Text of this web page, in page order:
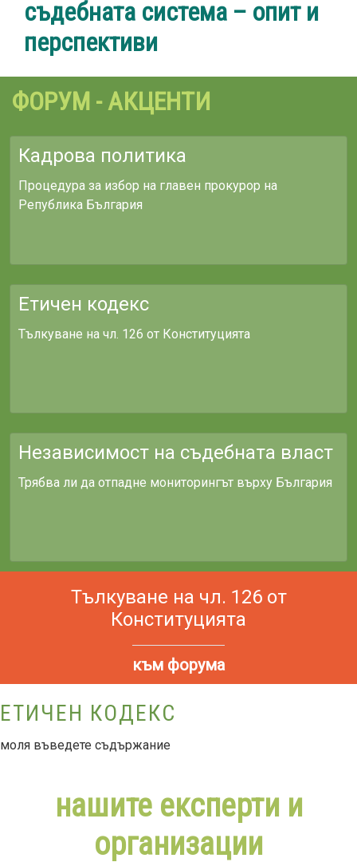
съдебната система – опит и
перспективи
ФОРУМ - АКЦЕНТИ
Кадрова политика
Процедура за избор на главен прокурор на
Република България
Етичен кодекс
Тълкуване на чл. 126 от Конституцията
Независимост на съдебната власт
Трябва ли да отпадне мониторингът върху България
Тълкуване на чл. 126 от
Конституцията
към форума
НЕЗАВИСИМОСТ
НА СЪДЕБНАТА
моля въведете съдържание
нашите експерти и
организации